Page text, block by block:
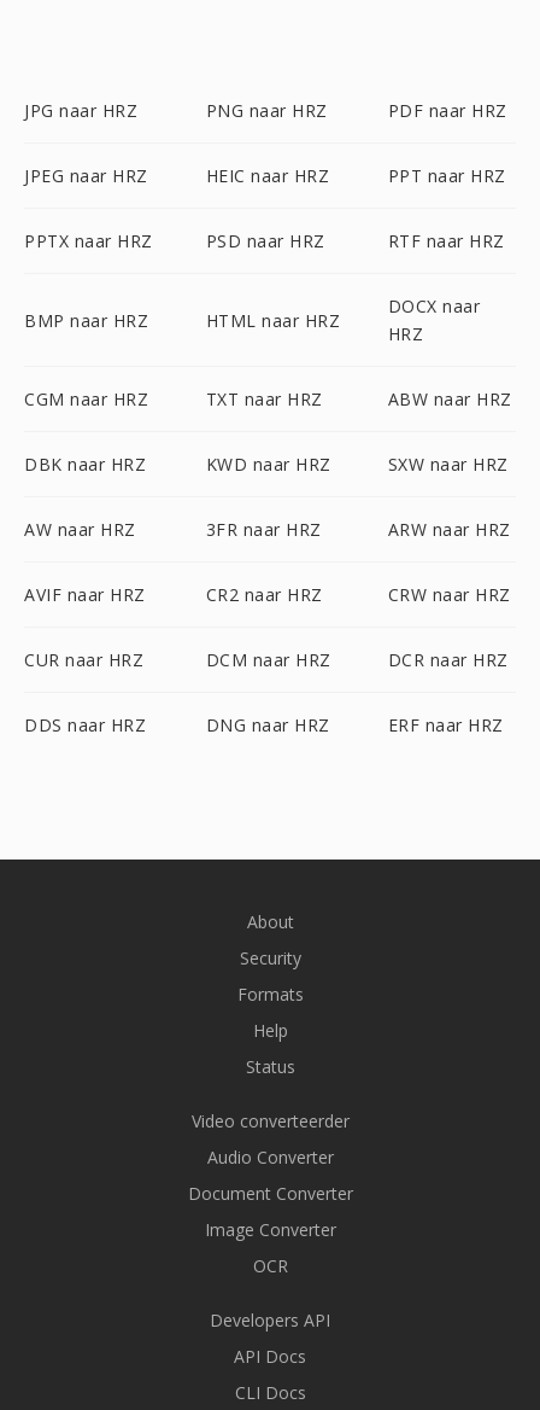
JPG naar HRZ PNG naar HRZ PDF naar HRZ
JPEG naar HRZ HEIC naar HRZ PPT naar HRZ
PPTX naar HRZ PSD naar HRZ RTF naar HRZ
BMP naar HRZ HTML naar HRZ
DOCX naar
HRZ
CGM naar HRZ TXT naar HRZ ABW naar HRZ
DBK naar HRZ KWD naar HRZ SXW naar HRZ
AW naar HRZ 3FR naar HRZ ARW naar HRZ
AVIF naar HRZ CR2 naar HRZ CRW naar HRZ
CUR naar HRZ DCM naar HRZ DCR naar HRZ
DDS naar HRZ DNG naar HRZ ERF naar HRZ
About
Security
Formats
Help
Status
Video converteerder
Audio Converter
Document Converter
Image Converter
OCR
Developers API
API Docs
CLI Docs